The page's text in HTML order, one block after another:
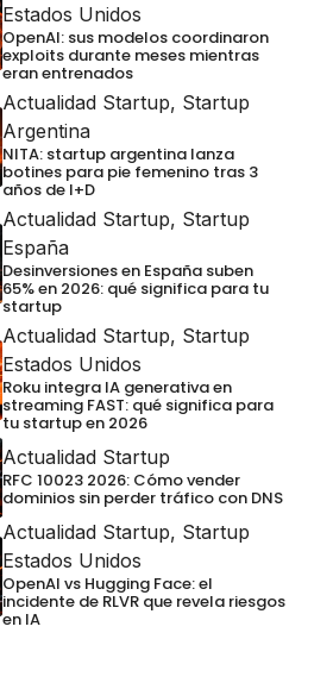
Estados Unidos
OpenAI: sus modelos coordinaron
exploits durante meses mientras
eran entrenados
Actualidad Startup, Startup
Argentina
NITA: startup argentina lanza
botines para pie femenino tras 3
años de I+D
Actualidad Startup, Startup
España
Desinversiones en España suben
65% en 2026: qué significa para tu
startup
Actualidad Startup, Startup
Estados Unidos
Roku integra IA generativa en
streaming FAST: qué significa para
tu startup en 2026
Actualidad Startup
RFC 10023 2026: Cómo vender
dominios sin perder tráfico con DNS
Actualidad Startup, Startup
Estados Unidos
OpenAI vs Hugging Face: el
incidente de RLVR que revela riesgos
en IA